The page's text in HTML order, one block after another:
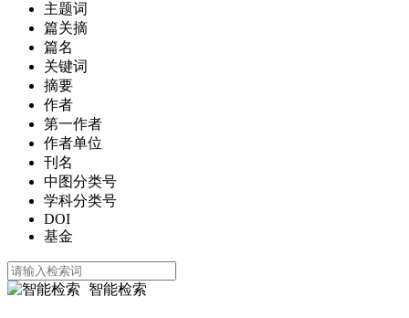
主题词
篇关摘
篇名
关键词
摘要
作者
第一作者
作者单位
刊名
中图分类号
学科分类号
DOI
基金
智能检索